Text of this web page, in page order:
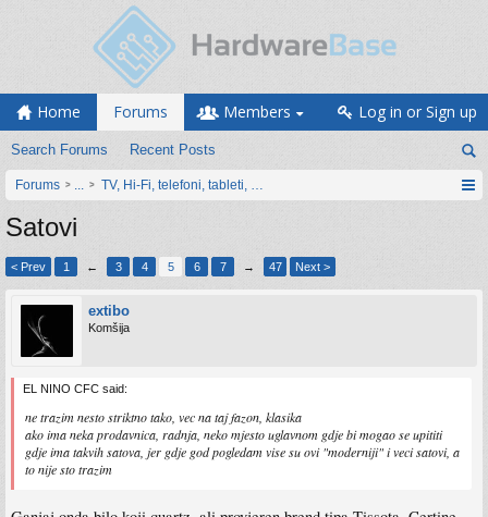
Home Forums
Search Forums Recent Posts
Members Log in or Sign up
Forums ... TV, Hi-Fi, telefoni, tableti, satovi, IoT oprema
Satovi
< Prev 1 ← 3 4 5 6 7 → 47 Next >
extibo
Komšija
EL NINO CFC said:
ne trazim nesto striktno tako, vec na taj fazon, klasika
ako ima neka prodavnica, radnja, neko mjesto uglavnom gdje bi mogao se upititi
gdje ima takvih satova, jer gdje god pogledam vise su ovi "moderniji" i veci satovi, a
to nije sto trazim